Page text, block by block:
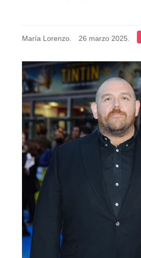
María Lorenzo. 26 marzo 2025.